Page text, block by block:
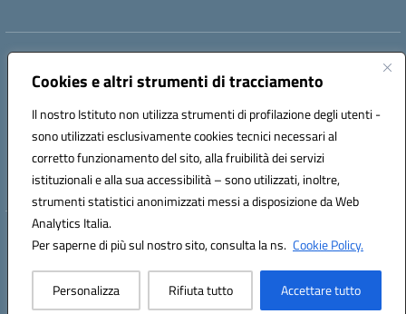
Cookies e altri strumenti di tracciamento
Il nostro Istituto non utilizza strumenti di profilazione degli utenti -
sono utilizzati esclusivamente cookies tecnici necessari al
corretto funzionamento del sito, alla fruibilità dei servizi
istituzionali e alla sua accessibilità – sono utilizzati, inoltre,
strumenti statistici anonimizzati messi a disposizione da Web
Analytics Italia.
Per saperne di più sul nostro sito, consulta la ns. Cookie Policy.
Personalizza Rifiuta tutto Accettare tutto
Indirizzo:
Centralino:0823/718125 Email:bnic839008@istruzione.it
Codice fiscale: 92029030621
Codice meccanografico:
BNIC839008
Codice unico di fatturazione (CUF): UFSWAV
Hosting & Powered by 3D Solution S.r.l.
Concept & Design by Designers Italia